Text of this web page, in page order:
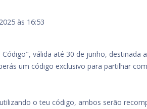
às 16:53
Código", válida até 30 de junho,
um código exclusivo para partilhar
o teu código, ambos serão